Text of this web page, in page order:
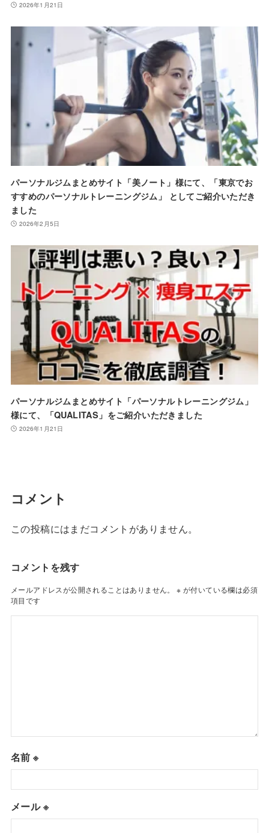
2026年1月21日
パーソナルジムまとめサイト「美ノート」様にて、「東京でお
すすめのパーソナルトレーニングジム」 としてご紹介いただき
ました
2026年2月5日
パーソナルジムまとめサイト「パーソナルトレーニングジム」
様にて、「QUALITAS」をご紹介いただきました
2026年1月21日
コメント
この投稿にはまだコメントがありません。
コメントを残す
メールアドレスが公開されることはありません。 ※ が付いている欄は必須
項目です
名前※
メール※